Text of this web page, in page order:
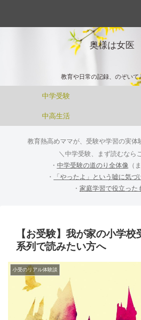
奥様は女医
教育や日常の記録、のぞいて
中学受験
中高生活
教育熱高めママが、受験や学習の実体
＼中学受験、まず読むなら
・ 中学受験の道のり全体像 （
・
「やったよ」という嘘に気
・ 家庭学習で役立った
【お受験】我が家の小学
系列で読みたい方へ
小受のリアル体験談